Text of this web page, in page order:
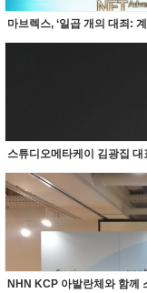
마브렉스, ‘일곱 개의 대죄:
스튜디오메타케이 김광집
NHN KCP 아발란체와 함께